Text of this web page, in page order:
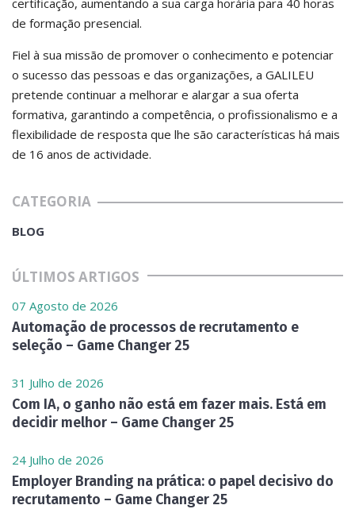
certificação, aumentando a sua carga horária para 40 horas
de formação presencial.
Fiel à sua missão de promover o conhecimento e potenciar
o sucesso das pessoas e das organizações, a GALILEU
pretende continuar a melhorar e alargar a sua oferta
formativa, garantindo a competência, o profissionalismo e a
flexibilidade de resposta que lhe são características há mais
de 16 anos de actividade.
CATEGORIA
BLOG
ÚLTIMOS ARTIGOS
07 Agosto de 2026
Automação de processos de recrutamento e
seleção – Game Changer 25
31 Julho de 2026
Com IA, o ganho não está em fazer mais. Está em
decidir melhor – Game Changer 25
24 Julho de 2026
Employer Branding na prática: o papel decisivo do
recrutamento – Game Changer 25